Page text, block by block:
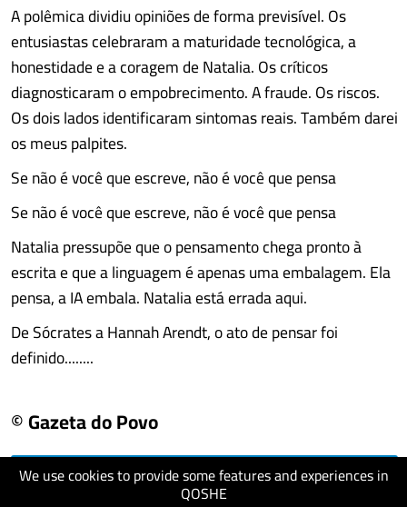
We use cookies to provide some features and experiences in
QOSHE
A polêmica dividiu opiniões de forma previsível. Os
entusiastas celebraram a maturidade tecnológica, a
honestidade e a coragem de Natalia. Os críticos
diagnosticaram o empobrecimento. A fraude. Os riscos.
Os dois lados identificaram sintomas reais. Também darei
os meus palpites.
Se não é você que escreve, não é você que pensa
Se não é você que escreve, não é você que pensa
Natalia pressupõe que o pensamento chega pronto à
escrita e que a linguagem é apenas uma embalagem. Ela
pensa, a IA embala. Natalia está errada aqui.
De Sócrates a Hannah Arendt, o ato de pensar foi
definido........
© Gazeta do Povo
visit website